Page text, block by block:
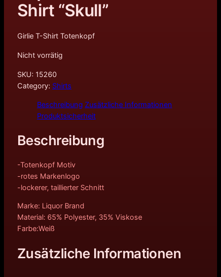
Shirt “Skull”
Girlie T-Shirt Totenkopf
Nicht vorrätig
SKU: 15260
Category: Shirts
Beschreibung Zusätzliche Informationen
Produktsicherheit
Beschreibung
-Totenkopf Motiv
-rotes Markenlogo
-lockerer, taillierter Schnitt
Marke: Liquor Brand
Material: 65% Polyester, 35% Viskose
Farbe:Weiß
Zusätzliche Informationen